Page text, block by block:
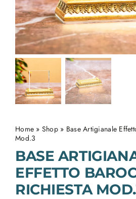
Home » Shop» Base Artigianale
Mod.3
BASE
EFFETTO
RICHIESTA